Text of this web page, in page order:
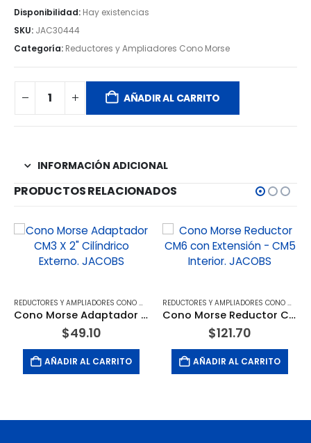
Disponibilidad: Hay existencias
SKU: JAC30444
Categoría: Reductores y Ampliadores Cono Morse
AÑADIR AL CARRITO
INFORMACIÓN ADICIONAL
PRODUCTOS RELACIONADOS
REDUCTORES Y AMPLIADORES CONO MORSE
Cono Morse Adaptador CM3 X 2″ Cilíndrico Externo. JACOBS
$49.10
AÑADIR AL CARRITO
REDUCTORES Y AMPLIADORES CONO MORSE
Cono Morse Reductor CM6 con Extensión – CM5 Interior. JACOBS
$121.70
AÑADIR AL CARRITO